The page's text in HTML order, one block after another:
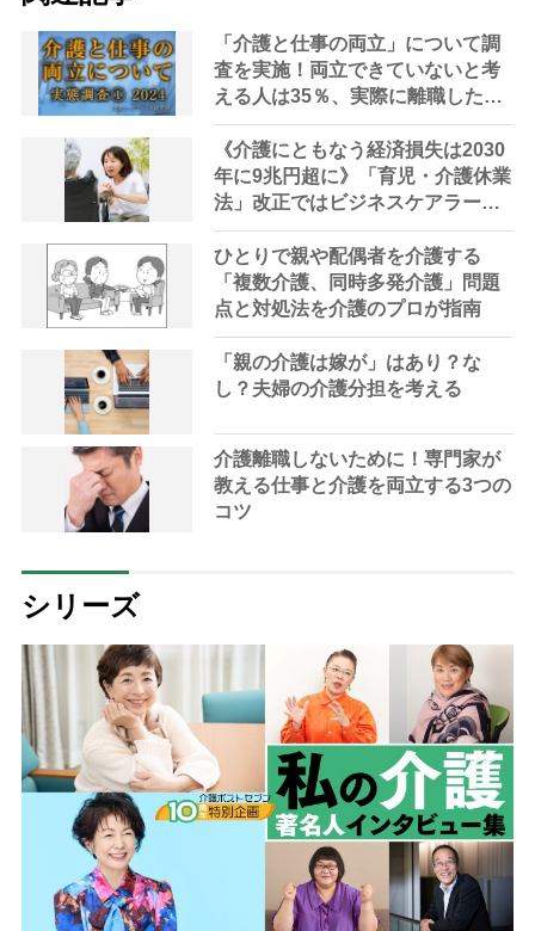
「介護と仕事の両立」について調
査を実施！両立できていないと考
える人は35％、実際に離職した人
は2割にのぼる実態が明らかに
《介護にともなう経済損失は2030
年に9兆円超に》「育児・介護休業
法」改正ではビジネスケアラーは
救えない？ 変えるべきは親のそ
ばで尽くすことを“いい介護”とす
る昔ながらの介護観
ひとりで親や配偶者を介護する
「複数介護、同時多発介護」問題
点と対処法を介護のプロが指南
「親の介護は嫁が」はあり？な
し？夫婦の介護分担を考える
介護離職しないために！専門家が
教える仕事と介護を両立する3つの
コツ
シリーズ